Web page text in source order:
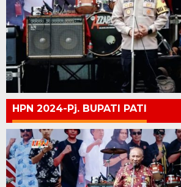
HPN 2024-Pj. BUPATI PATI